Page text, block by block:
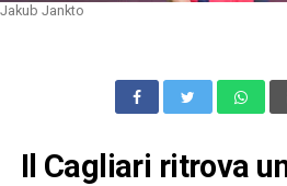
Jakub Jankto
Il Cagliari ritrova